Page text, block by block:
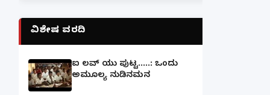
ವಿಶೇಷ ವರದಿ
ಐ ಲವ್ ಯು ಪುಟ್ಟ.....: ಒಂದು
ಅಮೂಲ್ಯ ನುಡಿನಮನ